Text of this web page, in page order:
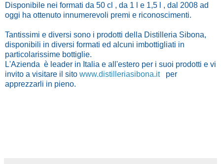
Disponibile nei formati da 50 cl , da 1 l e 1,5 l , dal 2008 ad
oggi ha ottenuto innumerevoli premi e riconoscimenti.
Tantissimi e diversi sono i prodotti della Distilleria Sibona,
disponibili in diversi formati ed alcuni imbottigliati in
particolarissime bottiglie.
L'Azienda è leader in Italia e all'estero per i suoi prodotti e vi
invito a visitare il sito www.distilleriasibona.it
per
apprezzarli in pieno.